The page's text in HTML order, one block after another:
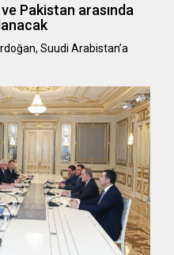
Pakistan arasında
Suudi Arabistan’a